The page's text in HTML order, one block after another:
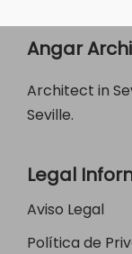
Angar
Architect in
Seville.
Legal
Aviso Legal
Política de